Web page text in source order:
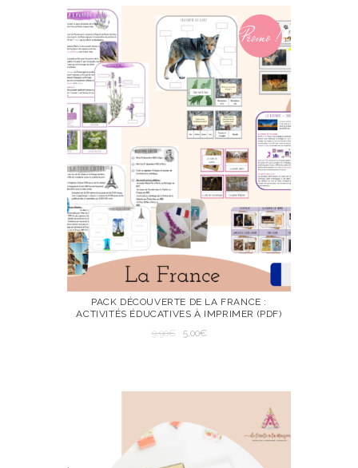
Promo !
PACK DÉCOUVERTE DE LA FRANCE :
ACTIVITÉS ÉDUCATIVES À IMPRIMER (PDF)
9,90€
Le
5,00€Le